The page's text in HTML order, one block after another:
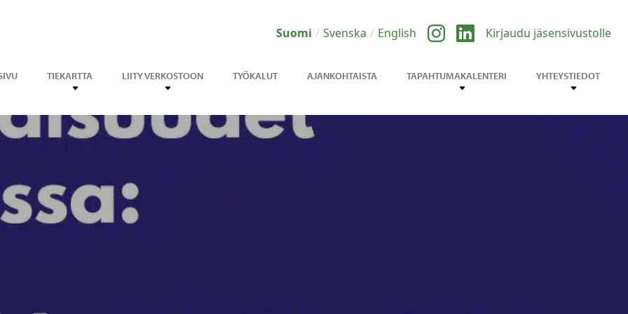
TIEKARTTA LIITY VERKOSTOON TYÖKALUT AJANKOHTAISTA TAPAHTUMAKALENTERI YHTEYSTIEDOT
Suomi Svenska English Kirjaudu jäsensivustolle